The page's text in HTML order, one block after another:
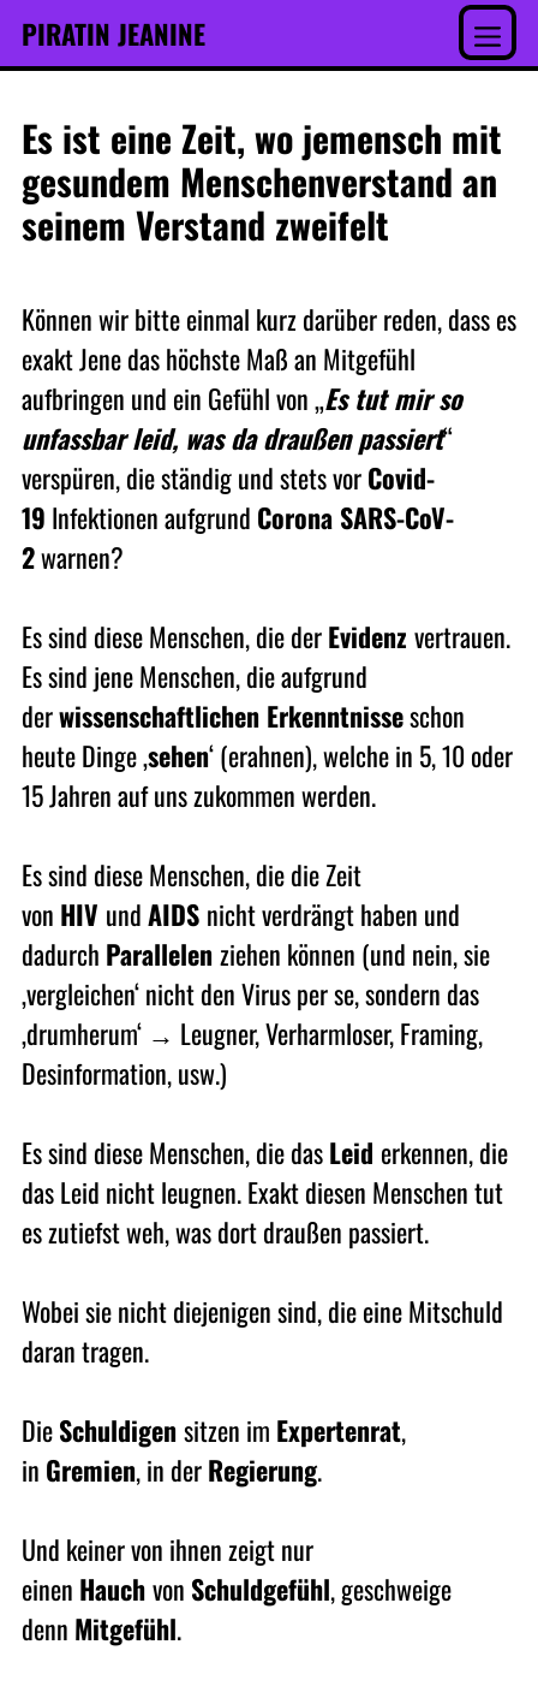
springen
Skip
to
PIRATIN JEANINE
Menu
Es ist eine Zeit, wo jemensch mit
gesundem Menschenverstand an
seinem Verstand zweifelt
Können wir bitte einmal kurz darüber reden, dass es
exakt Jene das höchste Maß an Mitgefühl
aufbringen und ein Gefühl von „Es tut mir so
unfassbar leid, was da draußen passiert“
verspüren, die ständig und stets vorCovid-
19 Infektionen aufgrund Corona SARS-CoV-
2warnen?
Es sind diese Menschen, die derEvidenz vertrauen.
Es sind jene Menschen, die aufgrund
derwissenschaftlichen Erkenntnisseschon
heute Dinge ‚sehen‘ (erahnen), welche in 5, 10 oder
15 Jahren auf uns zukommen werden.
Es sind diese Menschen, die die Zeit
von HIV undAIDS nicht verdrängt haben und
dadurch Parallelenziehen können (und nein, sie
‚vergleichen‘ nicht den Virus per se, sondern das
‚drumherum‘ → Leugner, Verharmloser, Framing,
Desinformation, usw.)
Es sind diese Menschen, die dasLeid erkennen, die
das Leid nicht leugnen. Exakt diesen Menschen tut
es zutiefst weh, was dort draußen passiert.
Wobei sie nicht diejenigen sind, die eine Mitschuld
daran tragen.
DieSchuldigensitzen im Expertenrat,
in Gremien, in derRegierung.
Und keiner von ihnen zeigt nur
einen Hauchvon Schuldgefühl, geschweige
denn Mitgefühl.